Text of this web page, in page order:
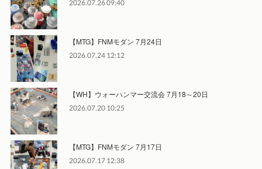
2026.07.26 09:40
【MTG】FNMモダン 7月24日
2026.07.24 12:12
【WH】ウォーハンマー交流会 7月18～20日
2026.07.20 10:25
【MTG】FNMモダン 7月17日
2026.07.17 12:38